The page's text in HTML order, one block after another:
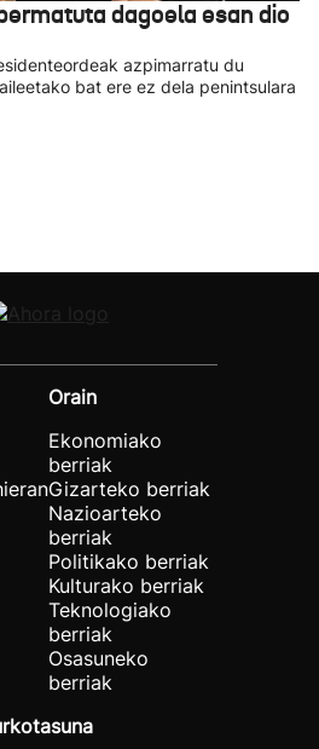
dagoela esan dio
azpimarratu du
bat ere ez dela penintsulara
Orain
Ekonomiako
berriak
Gizarteko berriak
Nazioarteko
berriak
Politikako berriak
Kulturako berriak
Teknologiako
berriak
Osasuneko
berriak